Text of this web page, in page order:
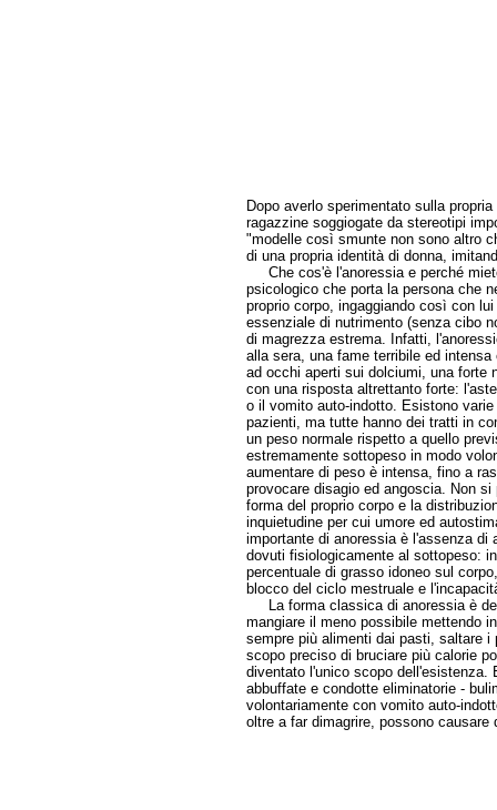
Dopo averlo sperimentato sulla
ragazzine soggiogate da stereotipi
"modelle così smunte non sono altro
di una propria identità di donna,
Che cos'è l'anoressia e perché
psicologico che porta la persona che
proprio corpo, ingaggiando così con
essenziale di nutrimento (senza cibo
di magrezza estrema. Infatti,
alla sera, una fame terribile ed
ad occhi aperti sui dolciumi, una forte
con una risposta altrettanto forte:
o il vomito auto-indotto. Esistono
pazienti, ma tutte hanno dei tratti in
un peso normale rispetto a quello
estremamente sottopeso in modo
aumentare di peso è intensa, fino a
provocare disagio ed angoscia. Non
forma del proprio corpo e la
inquietudine per cui umore ed
importante di anoressia è l'assenza di
dovuti fisiologicamente al sottopeso:
percentuale di grasso idoneo sul
blocco del ciclo mestruale e
La forma classica di anoressia è
mangiare il meno possibile mettendo
sempre più alimenti dai pasti, saltare
scopo preciso di bruciare più calorie
diventato l'unico scopo
abbuffate e condotte eliminatorie -
volontariamente con vomito auto-
oltre a far dimagrire, possono causare